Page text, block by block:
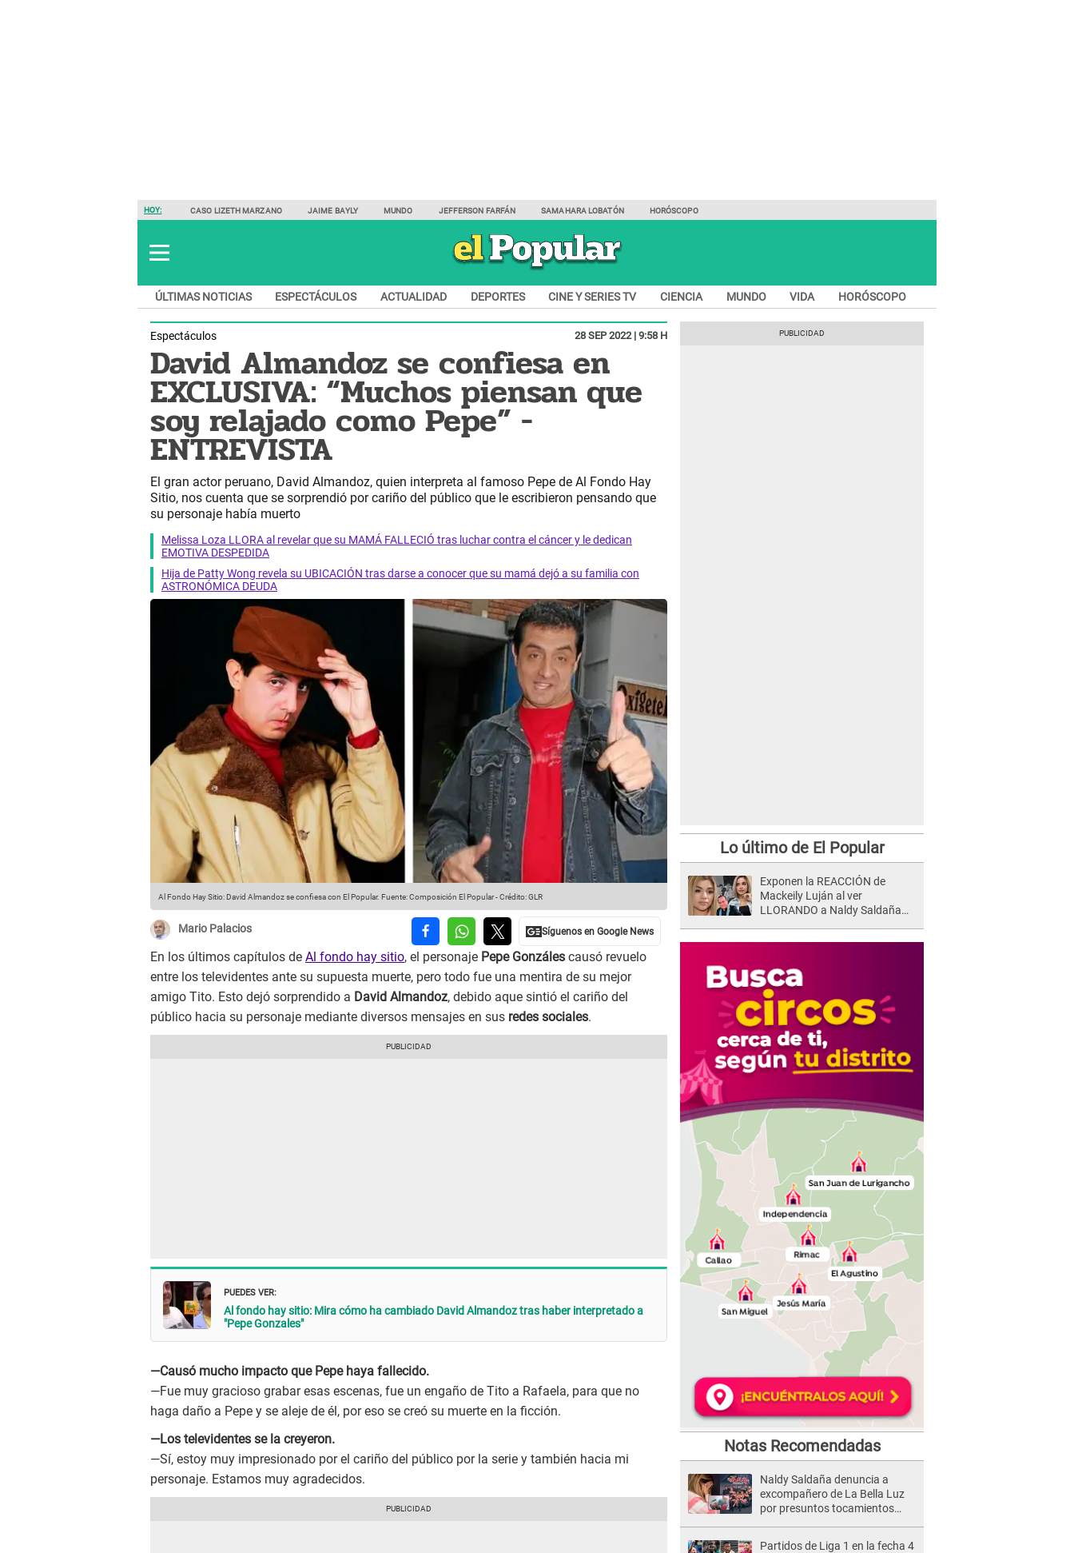
HOY: CASO LIZETH MARZANO JAIME BAYLY MUNDO JEFFERSON FARFÁN SAMAHARA LOBATÓN HORÓSCOPO
ÚLTIMAS NOTICIAS ESPECTÁCULOS ACTUALIDAD DEPORTES CINE Y SERIES TV CIENCIA MUNDO VIDA HORÓSCOPO
Espectáculos 28 SEP 2022 | 9:58 H
David Almandoz se confiesa en
EXCLUSIVA: “Muchos piensan que
soy relajado como Pepe” -
ENTREVISTA
El gran actor peruano, David Almandoz, quien interpreta al famoso Pepe de Al Fondo Hay
Sitio, nos cuenta que se sorprendió por cariño del público que le escribieron pensando que
su personaje había muerto
Melissa Loza LLORA al revelar que su MAMÁ FALLECIÓ tras luchar contra el cáncer y le dedican
EMOTIVA DESPEDIDA
Hija de Patty Wong revela su UBICACIÓN tras darse a conocer que su mamá dejó a su familia con
ASTRONÓMICA DEUDA
Al Fondo Hay Sitio: David Almandoz se confiesa con El Popular. Fuente: Composición El Popular-Crédito: GLR
Mario Palacios
En los últimos capítulos de Al fondo hay sitio, el personaje Pepe Gonzáles causó revuelo
entre los televidentes ante su supuesta muerte, pero todo fue una mentira de su mejor
amigo Tito. Esto dejó sorprendido a David Almandoz, debido aque sintió el cariño del
público hacia su personaje mediante diversos mensajes en sus redes sociales.
PUEDES VER:
Al fondo hay sitio: Mira cómo ha cambiado David Almandoz tras haber interpretado a
"Pepe Gonzales"
—Causó mucho impacto que Pepe haya fallecido.
—Fue muy gracioso grabar esas escenas, fue un engaño de Tito a Rafaela, para que no
haga daño a Pepe y se aleje de él, por eso se creó su muerte en la ficción.
—Los televidentes se la creyeron.
—Sí, estoy muy impresionado por el cariño del público por la serie y también hacia mi
personaje. Estamos muy agradecidos.
Lo último de El Popular
Exponen la REACCIÓN de
Mackeily Luján al ver
LLORANDO a Naldy Saldaña
Notas Recomendadas
Naldy Saldaña denuncia a
excompañero de La Bella Luz
por presuntos tocamientos
Partidos de Liga 1 en la fecha 4